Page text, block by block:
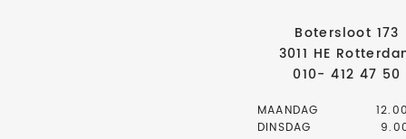
Botersloot 173
3011 HE
010- 412 47 50
MAANDAG
DINSDAG